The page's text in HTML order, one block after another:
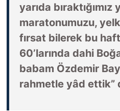
yarıda bıraktığımız
maratonumuzu,
fırsat bilerek bu
60’larında dahi
babam Özdemir
rahmetle yâd ettik”